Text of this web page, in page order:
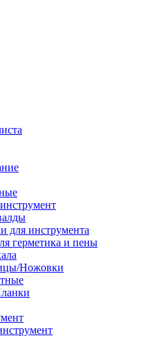
инструмента
герметика и пены
Ножовки